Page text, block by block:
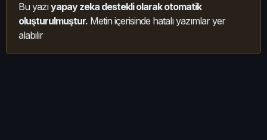
Bu yazıyapay zeka destekli olarak otomatik
oluşturulmuştur. Metin içerisinde hatalı yazımlar yer
alabilir